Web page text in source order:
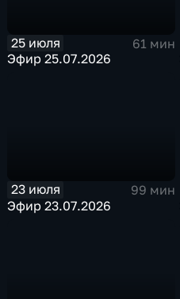
25 июля
61 мин
Эфир 25.07.2026
23 июля
99 мин
Эфир 23.07.2026